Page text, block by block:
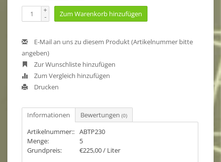
+
- Zum Warenkorb hinzufügen
E-Mail an uns zu diesem Produkt (Artikelnummer bitte
angeben)
Zur Wunschliste hinzufügen
Zum Vergleich hinzufügen
Drucken
Informationen Bewertungen (0)
Artikelnummer:: ABTP230
Menge:
5
Grundpreis:
€225,00 / Liter